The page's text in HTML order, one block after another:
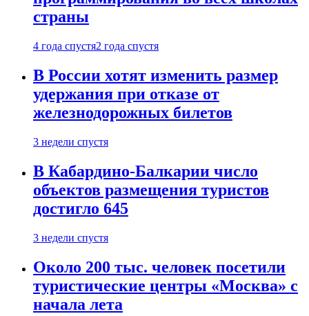
страны
4 года спустя2 года спустя
В России хотят изменить размер
удержания при отказе от
железнодорожных билетов
3 недели спустя
В Кабардино-Балкарии число
объектов размещения туристов
достигло 645
3 недели спустя
Около 200 тыс. человек посетили
туристические центры «Москва» с
начала лета